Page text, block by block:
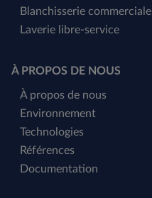
Blanchisserie commerciale
Laverie libre-service
À PROPOS DE NOUS
À propos de nous
Environnement
Technologies
Références
Documentation